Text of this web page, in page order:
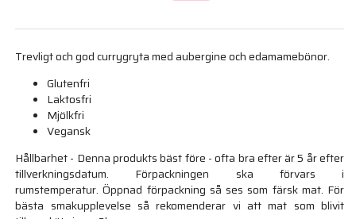
Trevligt och god currygryta med aubergine och edamamebönor.
Glutenfri
Laktosfri
Mjölkfri
Vegansk
Hållbarhet - Denna produkts bäst före - ofta bra efter är 5 år efter
tillverkningsdatum. Förpackningen ska förvars i
rumstemperatur. Öppnad förpackning så ses som färsk mat. För
bästa smakupplevelse så rekomenderar vi att mat som blivit